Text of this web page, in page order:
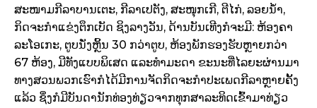
ສະ­ໜາມ​ກີລາ​ບານ­ເຕະ, ກີ­ລາ​ເປ​ຕັງ, ສະ­ໜຸກ​ເກີ, ຕີ­ໄກ່, ລອຍ­ນ້ຳ,
ກິດ­ຈະ­ກຳ​ແຂ່ງ​ຕຶກ­ເບັດ ຊິງ​ລາ­ງວັນ, ດ້ານ​ບັນ­ເທີງ​ກໍ​ຈະ​ມີ: ຫ້ອງຄາ​
ລະ​ໂອ​ເກະ, ຕູບ​ນັ່ງ​ຫຼິ້ນ 30 ກວ່າ​ຕູບ, ຫ້ອງ​ພັກ​ຮອງ​ຮັບ​ຫຼາຍ​ກວ່າ
67 ຫ້ອງ, ມີ​ທັງ​ແບບ​ພິ­ເສດ ແລະ​ທຳ​ມະ​ດາ ຂະ­ນະທີ່​ໄລ­ຍະ​ຜ່ານ​ມາ​
ທາງ​ສວນ​ພວກ​ເຮົາ​ກໍ​ໄດ້​ມີ​ການ​ຈັດ​ກິດ­ຈະ­ກຳ​ປະ­ເພດ​ກີ­ລາຫຼາຍ​ຄັ້ງ​
ແລ້ວ ຊຶ່ງ​ກໍ​ມີ​ບັນ­ດາ​ນັກ​ທ່ອງທ່ຽວ​ຈາກ​ທຸກ​ສາ­ລະ​ທິດ​ເຂົ້າ​ມາ​ທ່ຽວ​